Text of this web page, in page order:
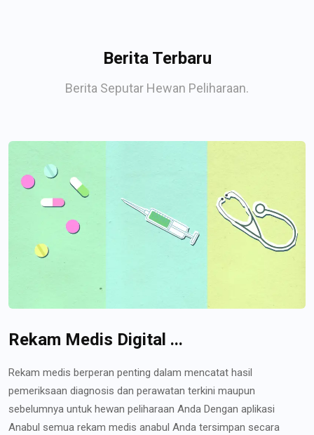
Berita Terbaru
Berita Seputar Hewan Peliharaan.
Rekam Medis Digital ...
Rekam medis berperan penting dalam mencatat hasil
pemeriksaan diagnosis dan perawatan terkini maupun
sebelumnya untuk hewan peliharaan Anda Dengan aplikasi
Anabul semua rekam medis anabul Anda tersimpan secara